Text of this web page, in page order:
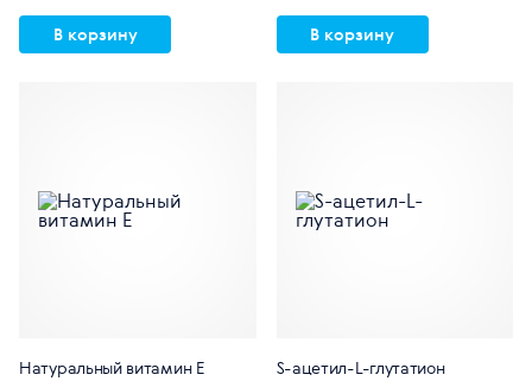
В корзину В корзину
Натуральный витамин E S-ацетил-L-глутатион